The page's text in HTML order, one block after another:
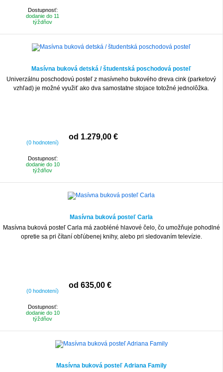
Dostupnosť:
dodanie do 11
týždňov
Masívna buková detská / študentská poschodová posteľ
Univerzálnu poschodovú posteľ z masívneho bukového dreva cink (parketový
vzhľad) je možné využiť ako dva samostatne stojace totožné jednolôžka.
(0 hodnotení)
Dostupnosť:
dodanie do 10
týždňov
od 1.279,00 €
Masívna buková posteľ Carla
Masívna buková posteľ Carla má zaobléné hlavové čelo, čo umožňuje pohodlné
opretie sa pri čítaní obľúbenej knihy, alebo pri sledovaním televízie.
(0 hodnotení)
Dostupnosť:
dodanie do 10
týždňov
od 635,00 €
Masívna buková posteľ Adriana Family